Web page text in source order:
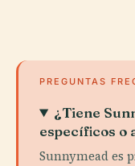
PREGUNTAS
¿Tiene
específicos o
Sunnymead es